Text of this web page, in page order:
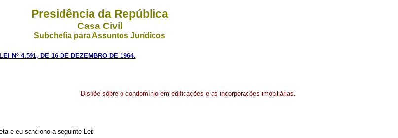
Presidência da República
Casa Civil
Subchefia para Assuntos Jurídicos
LEI Nº 4.591, DE 16 DE DEZEMBRO DE 1964.
Dispõe sôbre o condomínio em edificações e as incorporações imobiliárias.
e eu sanciono a seguinte Lei: